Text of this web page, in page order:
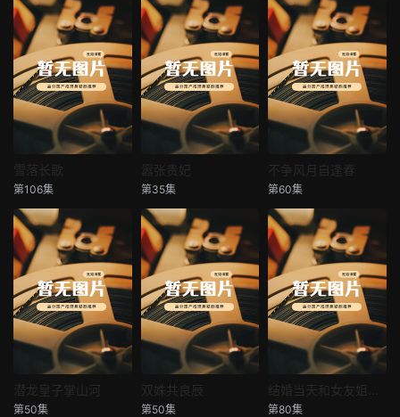
雪落长歌
雪落长歌
第106集
嚣张贵妃
嚣张贵妃
第35集
不争风月自逢春
第60集
潜龙皇子掌山河
第50集
双姝共良辰
双姝共良辰
第50集
结婚当天和女友姐姐一起穿越了
第80集